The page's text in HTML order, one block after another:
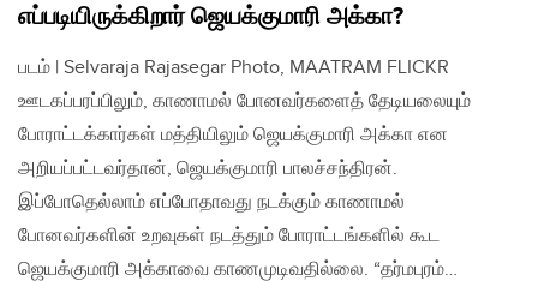
எப்படியிருக்கிறார் ஜெயக்குமாரி அக்கா?
படம் | Selvaraja Rajasegar Photo, MAATRAM FLICKR
ஊடகப்பரப்பிலும், காணாமல் போனவர்களைத் தேடியலையும்
போராட்டக்கார்கள் மத்தியிலும் ஜெயக்குமாரி அக்கா என
அறியப்பட்டவர்தான், ஜெயக்குமாரி பாலச்சந்திரன்.
இப்போதெல்லாம் எப்போதாவது நடக்கும் காணாமல்
போனவர்களின் உறவுகள் நடத்தும் போராட்டங்களில் கூட
ஜெயக்குமாரி அக்காவை காணமுடிவதில்லை. “தர்மபுரம்…